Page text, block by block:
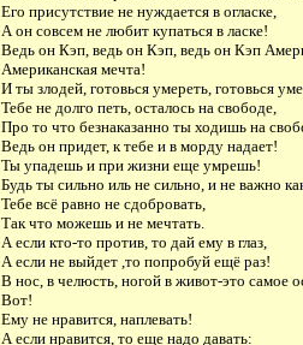
Его присутствие не нуждается в огласке,
А он совсем не любит купаться в ласке!
Ведь он Кэп, ведь он Кэп, ведь он Кэп
Американская мечта!
И ты злодей, готовься умереть, готовься
Тебе не долго петь, осталось на свободе,
Про то что безнаказанно ты ходишь на
Ведь он придет, к тебе и в морду надает!
Ты упадешь и при жизни еще умрешь!
Будь ты сильно иль не сильно, и не важно
Тебе всё равно не сдобровать,
Так что можешь и не мечтать.
А если кто-то против, то дай ему в глаз,
А если не выйдет ,то попробуй ещё раз!
В нос, в челюсть, ногой в живот-это самое
Вот!
Ему не нравится, наплевать!
А если нравится, то еще надо давать: